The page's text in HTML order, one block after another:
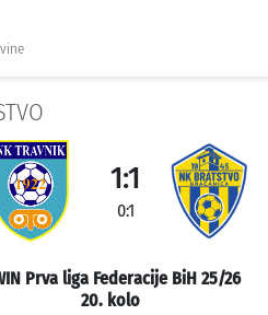
1:1
0:1
Prva liga Federacije BiH 25/26
20. kolo